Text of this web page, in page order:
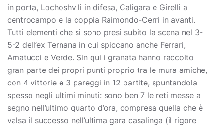
in porta, Lochoshvili in difesa, Caligara e Girelli a
centrocampo e la coppia Raimondo-Cerri in avanti.
Tutti elementi che si sono presi subito la scena nel 3-
5-2 dell’ex Ternana in cui spiccano anche Ferrari,
Amatucci e Verde. Sin qui i granata hanno raccolto
gran parte dei propri punti proprio tra le mura amiche,
con 4 vittorie e 3 pareggi in 12 partite, spuntandola
spesso negli ultimi minuti: sono ben 7 le reti messe a
segno nell’ultimo quarto d’ora, compresa quella che è
valsa il successo nell’ultima gara casalinga (il rigore